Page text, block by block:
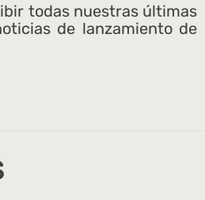
todas nuestras últimas
de lanzamiento de